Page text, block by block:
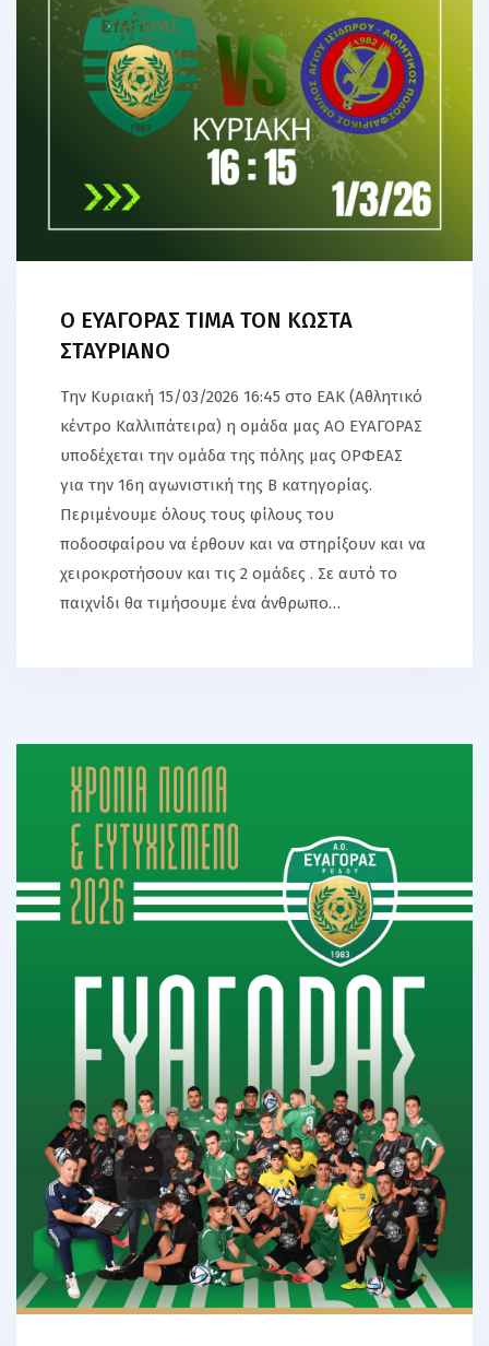
O ΕΥΑΓΟΡΑΣ ΤΙΜΑ ΤΟΝ ΚΩΣΤΑ
ΣΤΑΥΡΙΑΝΟ
Tην Κυριακή 15/03/2026 16:45 στο ΕΑΚ (Αθλητικό
κέντρο Καλλιπάτειρα) η ομάδα μας ΑΟ ΕΥΑΓΟΡΑΣ
υποδέχεται την ομάδα της πόλης μας ΟΡΦΕΑΣ
για την 16η αγωνιστική της Β κατηγορίας.
Περιμένουμε όλους τους φίλους του
ποδοσφαίρου να έρθουν και να στηρίξουν και να
χειροκροτήσουν και τις 2 ομάδες . Σε αυτό το
παιχνίδι θα τιμήσουμε ένα άνθρωπο…